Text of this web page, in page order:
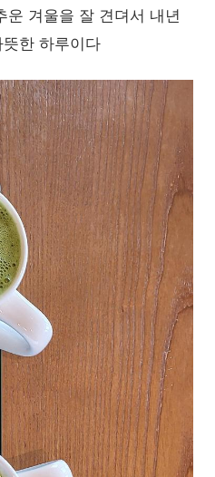
겨울을 잘 견뎌서 내년
한 하루이다